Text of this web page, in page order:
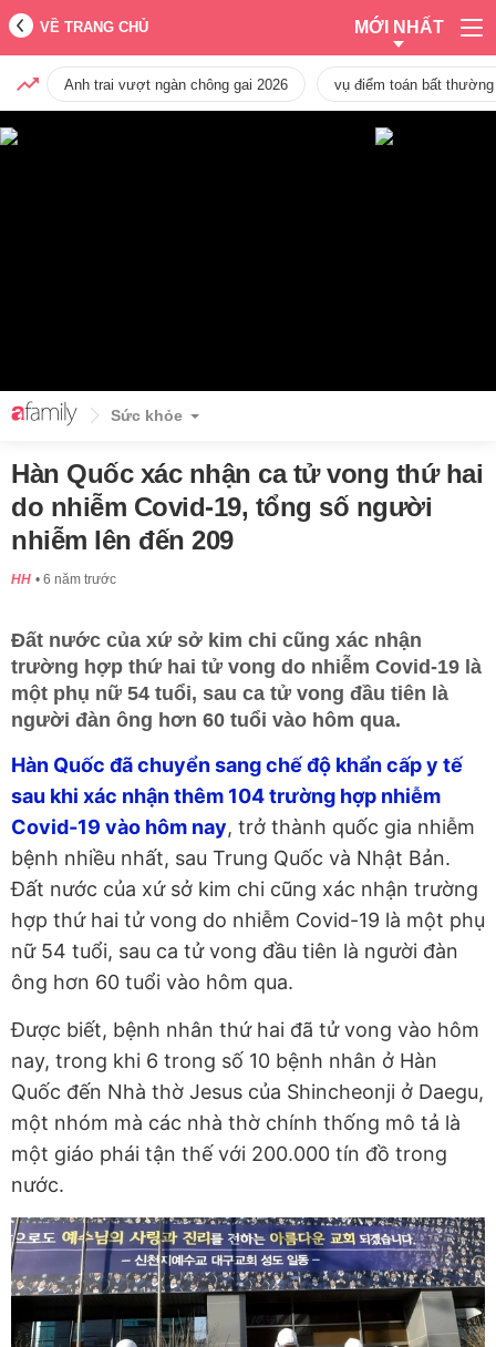
VỀ TRANG CHỦ MỚI NHẤT
Anh trai vượt ngàn chông gai 2026 vụ điểm toán bất
Sức khỏe
Hàn Quốc xác nhận ca tử vong thứ hai
do nhiễm Covid-19, tổng số người
nhiễm lên đến 209
HH 6 năm trước
Đất nước của xứ sở kim chi cũng xác nhận
trường hợp thứ hai tử vong do nhiễm Covid-19 là
một phụ nữ 54 tuổi, sau ca tử vong đầu tiên là
người đàn ông hơn 60 tuổi vào hôm qua.
Hàn Quốc đã chuyển sang chế độ khẩn cấp y tế
sau khi xác nhận thêm 104 trường hợp nhiễm
Covid-19 vào hôm nay, trở thành quốc gia nhiễm
bệnh nhiều nhất, sau Trung Quốc và Nhật Bản.
Đất nước của xứ sở kim chi cũng xác nhận trường
hợp thứ hai tử vong do nhiễm Covid-19 là một phụ
nữ 54 tuổi, sau ca tử vong đầu tiên là người đàn
ông hơn 60 tuổi vào hôm qua.
Được biết, bệnh nhân thứ hai đã tử vong vào hôm
nay, trong khi 6 trong số 10 bệnh nhân ở Hàn
Quốc đến Nhà thờ Jesus của Shincheonji ở Daegu,
một nhóm mà các nhà thờ chính thống mô tả là
một giáo phái tận thế với 200.000 tín đồ trong
nước.